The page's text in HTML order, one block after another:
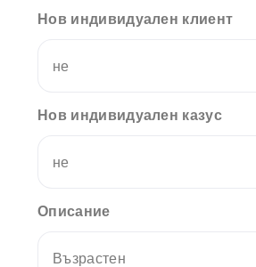
Нов индивидуален клиент
не
Нов индивидуален казус
не
Описание
Възрастен